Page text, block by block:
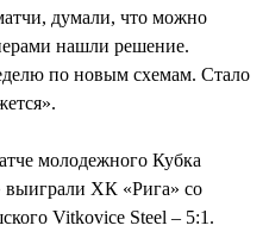
думали, что можно
нашли решение.
по новым схемам. Стало
молодежного Кубка
ХК «Рига» со
Vitkovice Steel – 5:1.